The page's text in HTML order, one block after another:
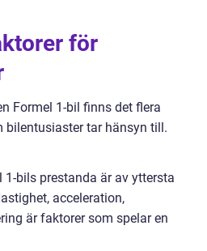
för
Formel 1-bil finns det flera
bilentusiaster tar hänsyn till.
1-bils prestanda är av yttersta
acceleration,
är faktorer som spelar en